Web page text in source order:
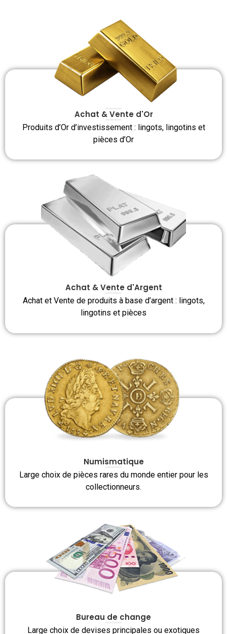
Achat & Vente d'Or
Produits d’Or d’investissement : lingots, lingotins et
pièces d’Or
Achat & Vente d'Argent
Achat et Vente de produits à base d’argent : lingots,
lingotins et pièces
Numismatique
Large choix de pièces rares du monde entier pour les
collectionneurs.
Bureau de change
Large choix de devises principales ou exotiques